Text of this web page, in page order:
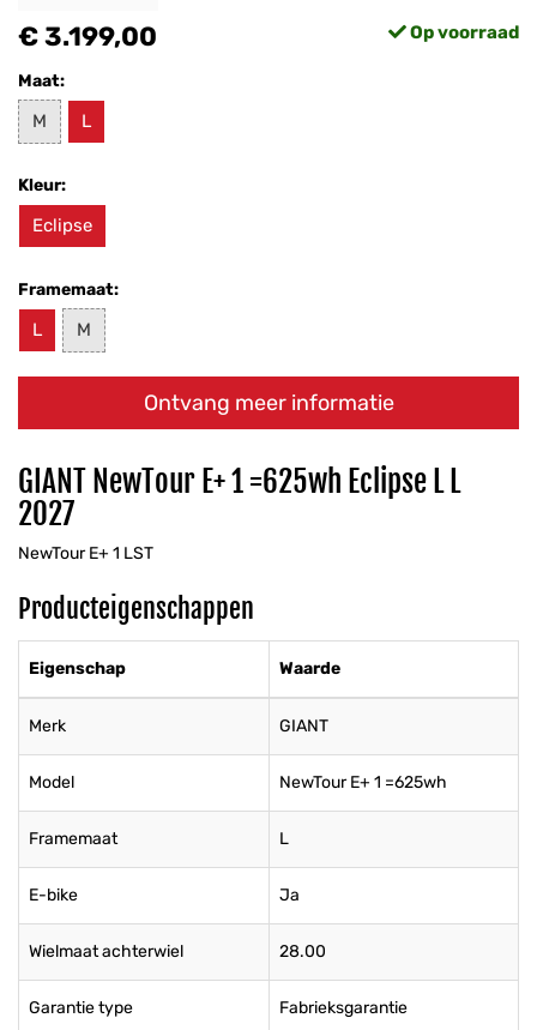
€ 3.199,00 Op voorraad
Maat:
M L
Kleur:
Eclipse
Framemaat:
L M
Ontvang meer informatie
GIANT NewTour E+ 1 =625wh Eclipse L L
2027
NewTour E+ 1 LST
Producteigenschappen
Eigenschap Waarde
Merk GIANT
Model NewTour E+ 1 =625wh
Framemaat L
E-bike Ja
Wielmaat achterwiel 28.00
Garantie type Fabrieksgarantie